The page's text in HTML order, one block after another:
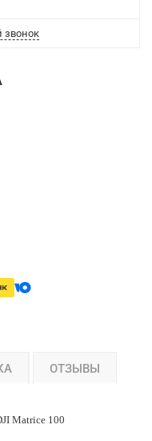
звонок
ОТЗЫВЫ
Matrice 100